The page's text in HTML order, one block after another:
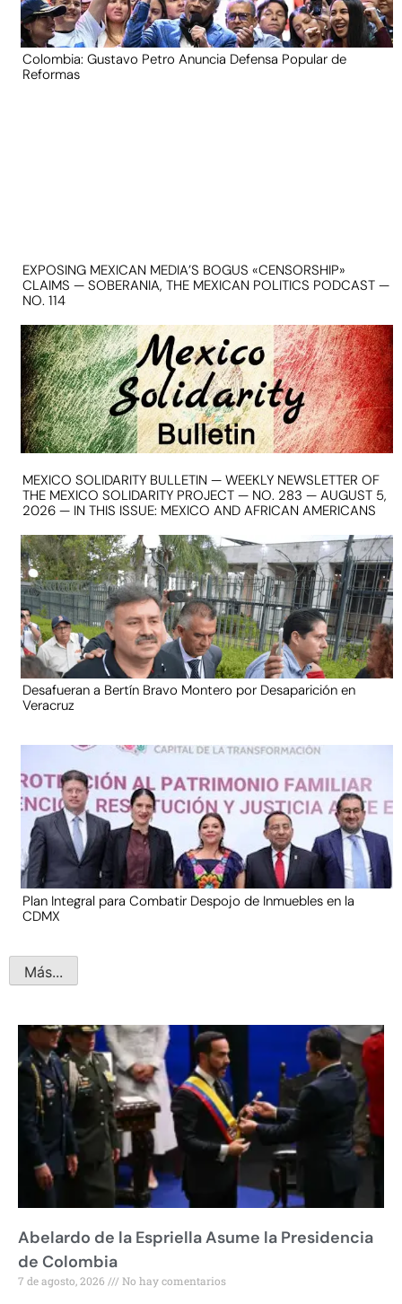
Colombia: Gustavo Petro Anuncia Defensa Popular de
Reformas
EXPOSING MEXICAN MEDIA’S BOGUS «CENSORSHIP»
CLAIMS — SOBERANIA, THE MEXICAN POLITICS PODCAST —
NO. 114
MEXICO SOLIDARITY BULLETIN — WEEKLY NEWSLETTER OF
THE MEXICO SOLIDARITY PROJECT — NO. 283 — AUGUST 5,
2026 — IN THIS ISSUE: MEXICO AND AFRICAN AMERICANS
Desafueran a Bertín Bravo Montero por Desaparición en
Veracruz
Plan Integral para Combatir Despojo de Inmuebles en la
CDMX
Más...
Abelardo de la Espriella Asume la Presidencia
de Colombia
7 de agosto, 2026 No hay comentarios